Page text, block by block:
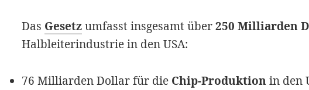
Das Gesetzumfasst insgesamt über250 Milliarden
Halbleiterindustrie in den USA:
76 Milliarden Dollar für die Chip-Produktionin den